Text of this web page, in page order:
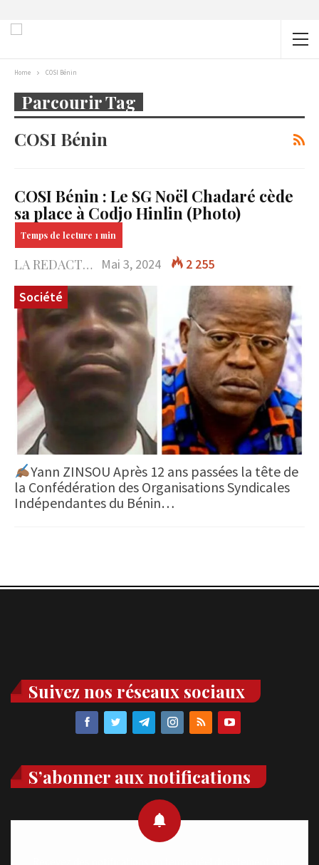
Home COSI Bénin
Parcourir Tag
COSI Bénin
COSI Bénin : Le SG Noël Chadaré cède
sa place à Codjo Hinlin (Photo)
LA REDACTION Mai 3, 2024
2 255
Société
Yann ZINSOU Après 12 ans passées la tête de
la Confédération des Organisations Syndicales
Indépendantes du Bénin…
Suivez nos réseaux sociaux
S’abonner aux notifications